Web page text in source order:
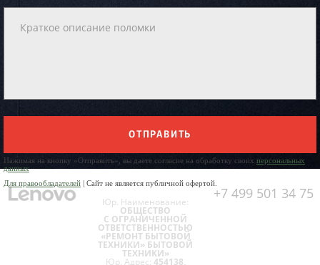
ОТПРАВИТЬ
Нажимая на кнопку «Отправить», вы даете согласие на обработку своих персональных
данных
Для правообладателей | Сайт не является публичной офертой.
+7 499 501 34 75
Юр. Наименование:
ОБЩЕСТВО
С ОГРАНИЧЕННОЙ
ОТВЕТСТВЕННОСТЬЮ
«РЕМОНТ БЫТОВОЙ
ТЕХНИКИ» БЫТОВОЙ
ТЕХНИКИ»
Юр. Адрес: 454138,